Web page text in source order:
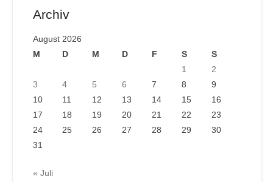
Archiv
August 2026
M
D M D F S
S
1
2
3
4 5 6 7 8
9
10
11 12 13 14 15
16
17
18 19 20 21 22
23
24
25 26 27 28 29
30
31
« Juli